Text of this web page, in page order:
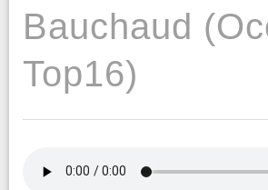
Bauchaud
Top16)